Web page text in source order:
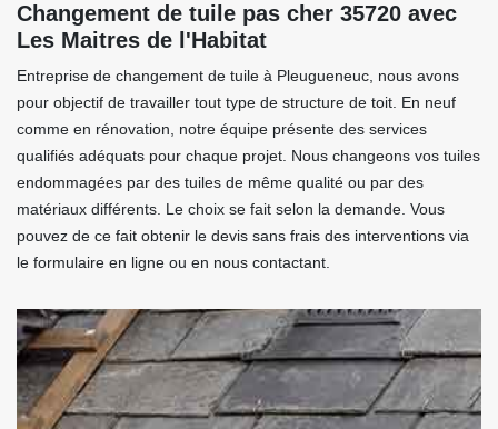
Changement de tuile pas cher 35720 avec
Les Maitres de l'Habitat
Entreprise de changement de tuile à Pleugueneuc, nous avons
pour objectif de travailler tout type de structure de toit. En neuf
comme en rénovation, notre équipe présente des services
qualifiés adéquats pour chaque projet. Nous changeons vos tuiles
endommagées par des tuiles de même qualité ou par des
matériaux différents. Le choix se fait selon la demande. Vous
pouvez de ce fait obtenir le devis sans frais des interventions via
le formulaire en ligne ou en nous contactant.